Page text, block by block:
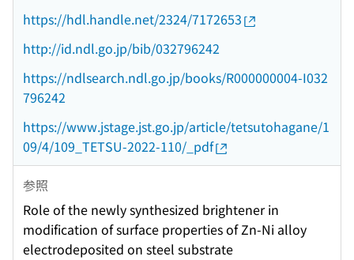
https://hdl.handle.net/2324/7172653
http://id.ndl.go.jp/bib/032796242
https://ndlsearch.ndl.go.jp/books/R000000004-I032
796242
https://www.jstage.jst.go.jp/article/tetsutohagane/1
09/4/109_TETSU-2022-110/_pdf
参照
Role of the newly synthesized brightener in
modification of surface properties of Zn-Ni alloy
electrodeposited on steel substrate